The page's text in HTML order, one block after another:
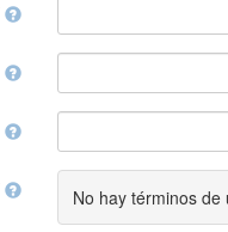
No hay términos